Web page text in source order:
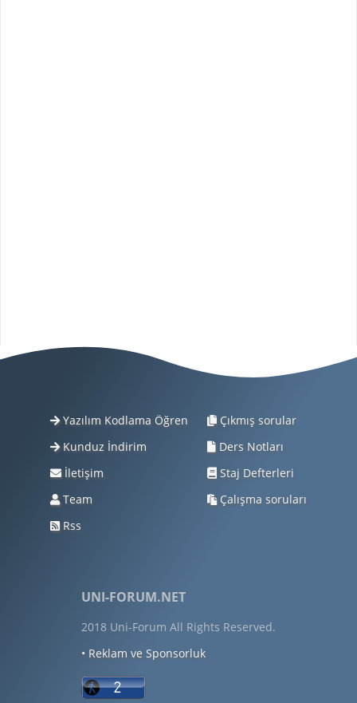
Yazılım Kodlama Öğren
Kunduz İndirim
İletişim
Team
Rss
Çıkmış sorular
Ders Notları
Staj Defterleri
Çalışma soruları
UNI-FORUM.NET
2018 Uni-Forum All Rights Reserved.
• Reklam ve Sponsorluk